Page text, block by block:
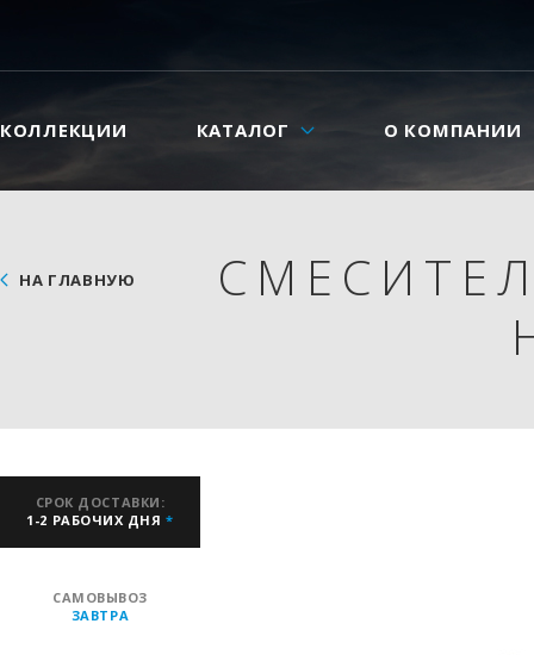
КОЛЛЕКЦИИ КАТАЛОГ О КОМПАНИИ
НА ГЛАВНУЮ
СРОК ДОСТАВКИ:
1-2 РАБОЧИХ ДНЯ*
САМОВЫВОЗ
ЗАВТРА